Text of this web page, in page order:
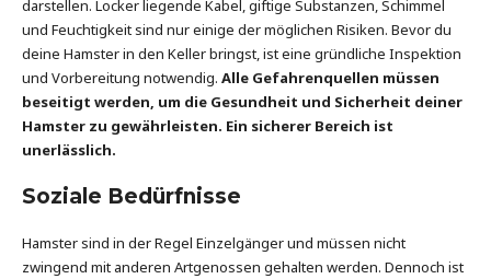
darstellen. Locker liegende Kabel, giftige Substanzen, Schimmel
und Feuchtigkeit sind nur einige der möglichen Risiken. Bevor du
deine Hamster in den Keller bringst, ist eine gründliche Inspektion
und Vorbereitung notwendig. Alle Gefahrenquellen müssen
beseitigt werden, um die Gesundheit und Sicherheit deiner
Hamster zu gewährleisten. Ein sicherer Bereich ist
unerlässlich.
Soziale Bedürfnisse
Hamster sind in der Regel Einzelgänger und müssen nicht
zwingend mit anderen Artgenossen gehalten werden. Dennoch ist